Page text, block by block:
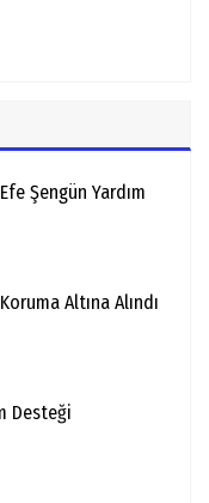
Şengün Yardım
Altına Alındı
Desteği